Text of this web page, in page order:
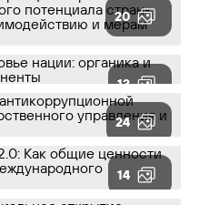
20
13
24
14